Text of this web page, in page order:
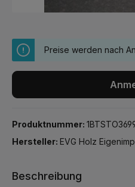
Preise werden nach
Produktnummer:
Hersteller: EVG Holz
Beschreibung